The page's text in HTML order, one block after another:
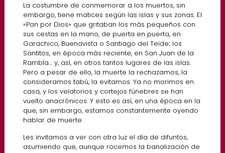
La costumbre de conmemorar a los muertos, sin
embargo, tiene matices según las islas y sus zonas. El
«Pan por Dios» que gritaban los más pequeños con
sus cestas en la mano, de puerta en puerta, en
Garachico, Buenavista o Santiago del Teide; los
Santitos, en época más reciente, en San Juan de la
Rambla… y, así, en otros tantos lugares de las islas.
Pero a pesar de ello, la muerte la rechazamos, la
consideramos tabú, la evitamos. Ya no morimos en
casa, y los velatorios y cortejos fúnebres se han
vuelto anacrónicos. Y esto es así, en una época en la
que, sin embargo, estamos constantemente oyendo
hablar de muerte.
Les invitamos a ver con otra luz el día de difuntos,
asumiendo que, aunque rocemos la banalización de